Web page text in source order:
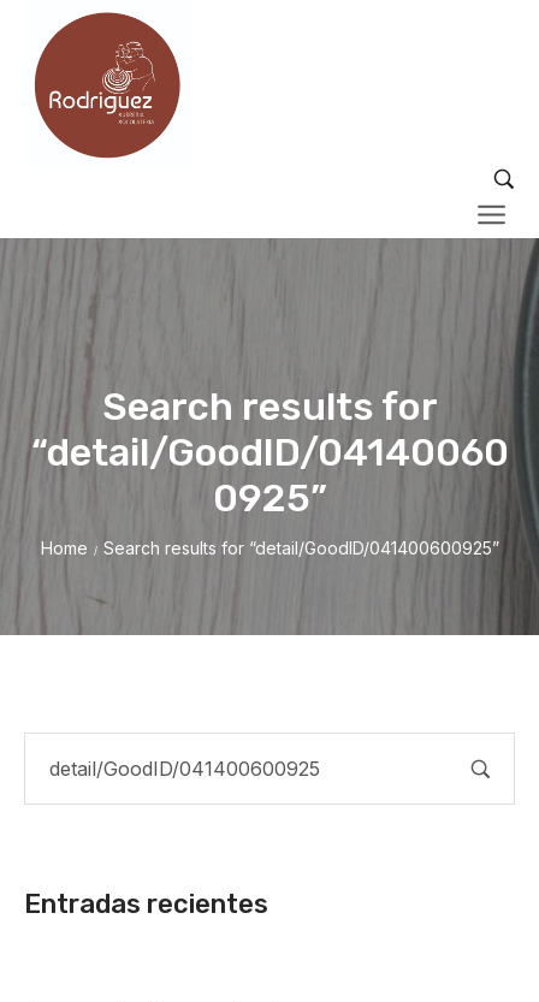
Search results for
“detail/GoodID/04140060
0925”
Home / Search results for “detail/GoodID/041400600925”
Entradas recientes